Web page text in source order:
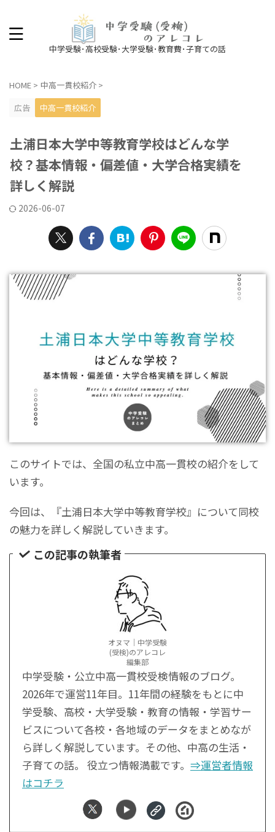
中学受験･高校受験･大学受験･教育費･子育ての話
HOME > 中高一貫校紹介 >
広告
中高一貫校紹介
土浦日本大学中等教育学校はどんな学
校？基本情報・偏差値・大学合格実績を
詳しく解説
2026-06-07
このサイトでは、全国の私立中高一貫校の紹介をして
います。
今回は、『土浦日本大学中等教育学校』について同校
の魅力を詳しく解説していきます。
この記事の執筆者
オヌマ｜中学受験
(受検)のアレコレ
編集部
中学受験・公立中高一貫校受検情報のブログ。
2026年で運営11年目。11年間の経験をもとに中
学受験、高校・大学受験・教育の情報・学習サー
ビスについて各校・各地域のデータをまとめなが
ら詳しく解説しています。その他、中高の生活・
子育ての話。 役立つ情報満載です。 ⇒運営者情報
はコチラ